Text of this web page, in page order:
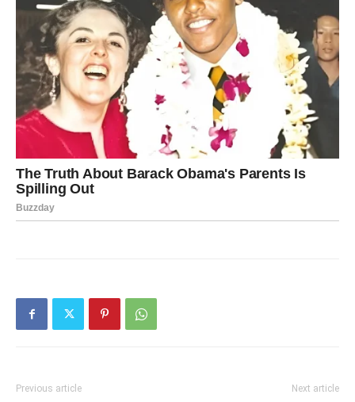
Previous article Next article